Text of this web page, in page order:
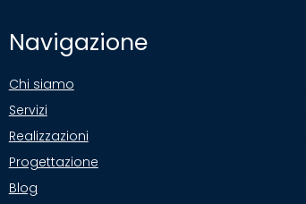
Navigazione
Chi siamo
Servizi
Realizzazioni
Progettazione
Blog